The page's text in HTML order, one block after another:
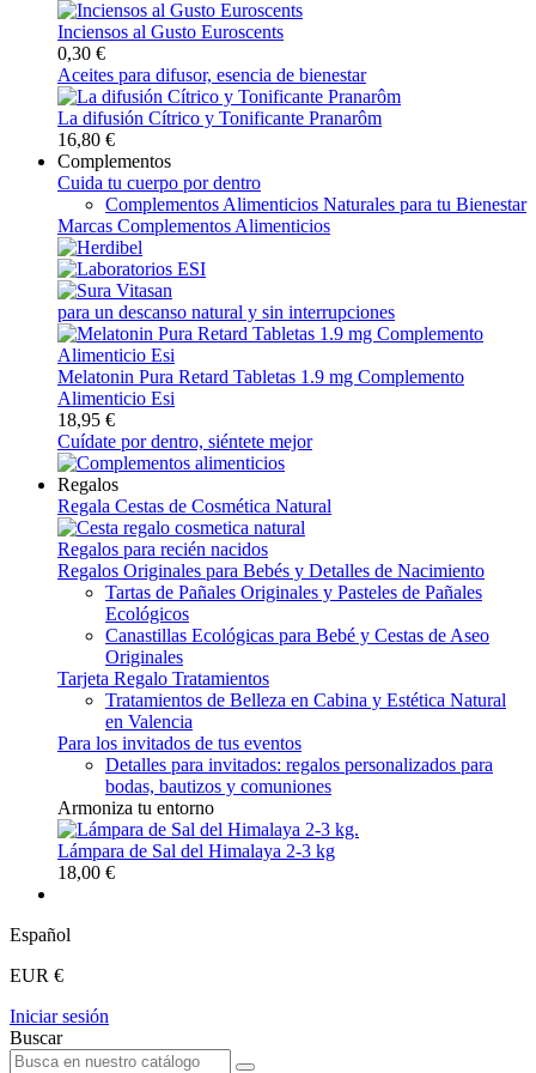
Inciensos al Gusto Euroscents
0,30 €
Aceites para difusor, esencia de bienestar
La difusión Cítrico y Tonificante Pranarôm
16,80 €
Complementos
Cuida tu cuerpo por dentro
Complementos Alimenticios Naturales para tu Bienestar
Marcas Complementos Alimenticios
para un descanso natural y sin interrupciones
Melatonin Pura Retard Tabletas 1.9 mg Complemento
Alimenticio Esi
18,95 €
Cuídate por dentro, siéntete mejor
Regalos
Regala Cestas de Cosmética Natural
Regalos para recién nacidos
Regalos Originales para Bebés y Detalles de Nacimiento
Tartas de Pañales Originales y Pasteles de Pañales
Ecológicos
Canastillas Ecológicas para Bebé y Cestas de Aseo
Originales
Tarjeta Regalo Tratamientos
Tratamientos de Belleza en Cabina y Estética Natural
en Valencia
Para los invitados de tus eventos
Detalles para invitados: regalos personalizados para
bodas, bautizos y comuniones
Armoniza tu entorno
Lámpara de Sal del Himalaya 2-3 kg
18,00 €
Español
EUR €
Iniciar sesión
Buscar